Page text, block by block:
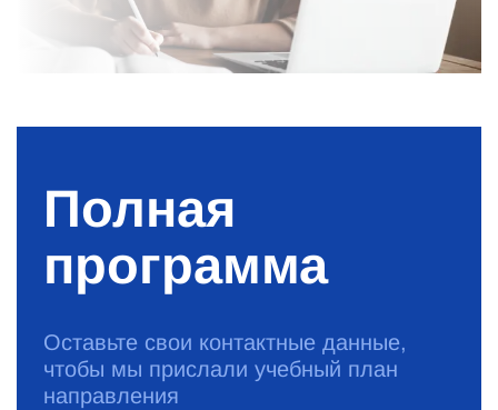
Полная
программа
Оставьте свои контактные данные,
чтобы мы прислали учебный план
направления